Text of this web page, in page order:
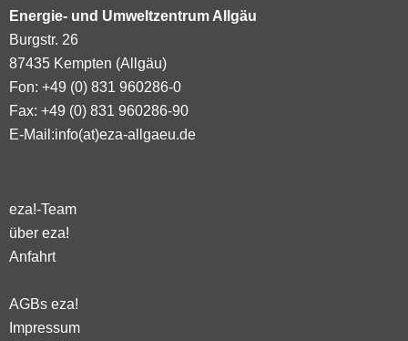
Energie- und Umweltzentrum Allgäu
Burgstr. 26
87435 Kempten (Allgäu)
Fon: +49 (0) 831 960286-0
Fax: +49 (0) 831 960286-90
E-Mail:info(at)eza-allgaeu.de
eza!-Team
über eza!
Anfahrt
AGBs eza!
Impressum